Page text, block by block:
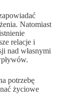
Natomiast
relacje i
nad własnymi
potrzebę
życiowe